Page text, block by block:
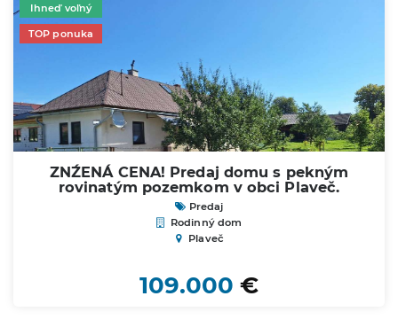
Ihneď voľný
TOP ponuka
ZNŹENÁ CENA! Predaj domu s pekným
rovinatým pozemkom v obci Plaveč.
Predaj
Rodinný dom
Plaveč
109.000€